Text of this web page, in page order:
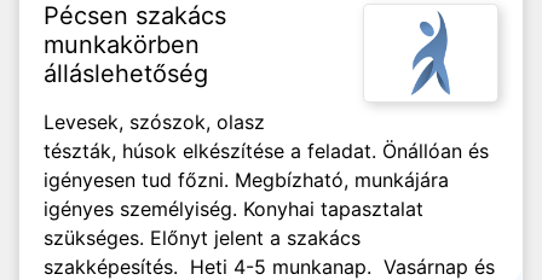
Pécsen szakács
munkakörben
álláslehetőség
Levesek, szószok, olasz
tészták, húsok elkészítése a feladat. Önállóan és
igényesen tud főzni. Megbízható, munkájára
igényes személyiség. Konyhai tapasztalat
szükséges. Előnyt jelent a szakács
szakképesítés. Heti 4-5 munkanap. Vasárnap és